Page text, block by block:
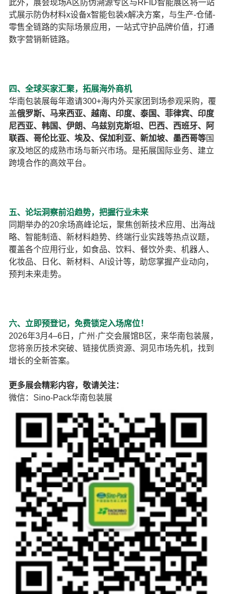
此外，展会现场A区防伪溯源专区与RFID智能展区将一站
式展示防伪材料x设备x智能包装x解决方案，与生产-仓储-
零售全链路的实际场景应用，一站式守护品牌价值，打通
数字营销新链路。
四、全球买家汇聚，拓展海外商机
华南包装展每年邀请300+海内外买家团到场参观采购，覆
盖俄罗斯、马来西亚、越南、印度、泰国、菲律宾、印度
尼西亚、韩国、伊朗、乌兹别克斯坦、巴西、西班牙、阿
联酉、哥伦比亚、埃及、保加利亚、新加坡、墨西哥等国
家及地区的成熟市场与新兴市场。是拓展国际业务、建立
跨境合作的高效平台。
五、论坛洞察前沿趋势，把握行业未来
同期举办的20余场高峰论坛，聚焦创新技术应用、出海战
略、智能制造、新材料趋势、终端行业实践等热点议题，
覆盖各个应用行业，如食品、饮料、餐饮外卖、机器人、
化妆品、日化、新材料、AI设计等，助您掌握产业动向，
预判未来走势。
六、立即预登记，免费锁定入场席位！
2026年3月4–6日，广州·广交会展馆B区，来华南包装展，
您将亲历技术突破、链接优质资源、洞见市场先机，找到
增长的全新答案。
更多展会精彩内容，敬请关注：
微信：Sino-Pack华南包装展